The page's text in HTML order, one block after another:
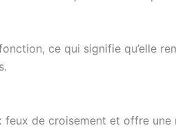
ce qui signifie qu’elle
de croisement et offre une